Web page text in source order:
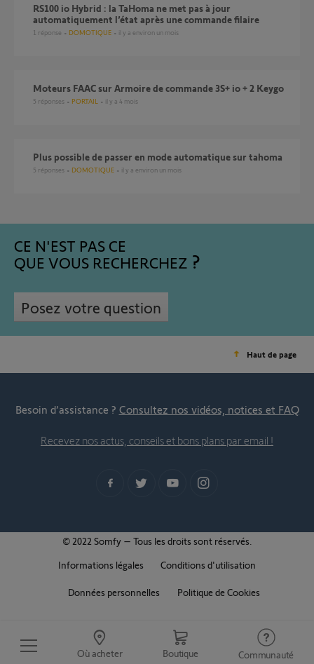
Où acheter Boutique Communauté
RS100 io Hybrid : la TaHoma ne met pas à jour
automatiquement l’état après une commande filaire
1 réponse DOMOTIQUE il y a environ un mois
Moteurs FAAC sur Armoire de commande 3S+ io + 2 Keygo
5 réponses PORTAIL il y a 4 mois
Plus possible de passer en mode automatique sur tahoma
5 réponses DOMOTIQUE il y a environ un mois
CE N'EST PAS CE
QUE VOUS RECHERCHEZ
Posez votre question
Haut de page
Besoin d’assistance ? Consultez nos vidéos, notices et FAQ
Recevez nos actus, conseils et bons plans par email !
© 2022 Somfy – Tous les droits sont réservés.
Informations légales
Conditions d'utilisation
Données personnelles Politique de Cookies